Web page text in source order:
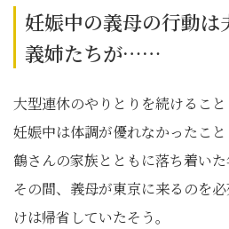
妊娠中の義母の行動は
義姉たちが……
大型連休のやりとりを続けること
妊娠中は体調が優れなかったこ
鶴さんの家族とともに落ち着いた
その間、義母が東京に来るのを
けは帰省していたそう。